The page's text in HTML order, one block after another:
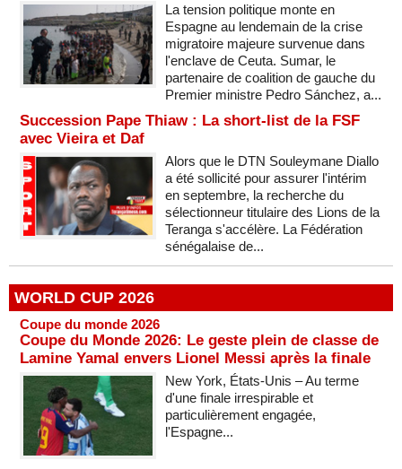
La tension politique monte en
Espagne au lendemain de la crise
migratoire majeure survenue dans
l'enclave de Ceuta. Sumar, le
partenaire de coalition de gauche du
Premier ministre Pedro Sánchez, a...
Succession Pape Thiaw : La short-list de la FSF
avec Vieira et Daf
Alors que le DTN Souleymane Diallo
a été sollicité pour assurer l'intérim
en septembre, la recherche du
sélectionneur titulaire des Lions de la
Teranga s'accélère. La Fédération
sénégalaise de...
WORLD CUP 2026
Coupe du monde 2026
Coupe du Monde 2026: Le geste plein de classe de
Lamine Yamal envers Lionel Messi après la finale
New York, États-Unis – Au terme
d'une finale irrespirable et
particulièrement engagée,
l'Espagne...